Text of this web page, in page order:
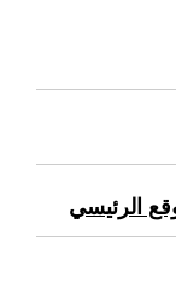
الرئيسي